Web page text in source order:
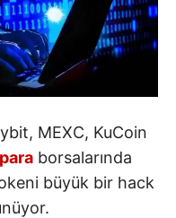
MEXC, KuCoin
borsalarında
büyük bir hack